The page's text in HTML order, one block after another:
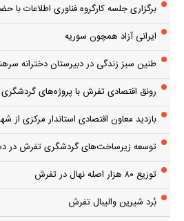
برگزاری جلسه کارگروه فناوری اطلاعات با
ایرانی آزاد همچون سوریه
طنین سبز زندگی در دبیرستان دخترانه
رونق اقتصادی تفرش با پروژه‌های گردشگری
بازدید معاون اقتصادی استاندار مرکزی از
توسعه زیرساخت‌های گردشگری تفرش در
توزیع ۸۰ هزار اصله نهال در تفرش
بُرد شیرین والیبال تفرش